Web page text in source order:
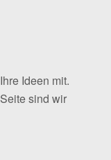
Ideen mit.
sind wir